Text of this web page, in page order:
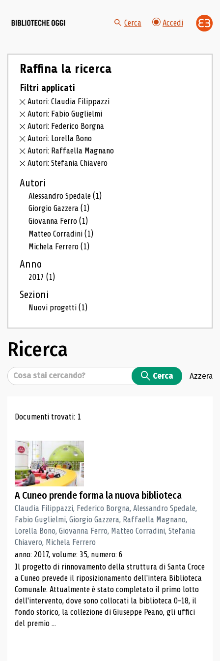
Cerca Accedi
Raffina la ricerca
Filtri applicati
Autori: Claudia Filippazzi
Autori: Fabio Guglielmi
Autori: Federico Borgna
Autori: Lorella Bono
Autori: Raffaella Magnano
Autori: Stefania Chiavero
Autori
Alessandro Spedale(1)
Giorgio Gazzera(1)
Giovanna Ferro(1)
Matteo Corradini(1)
Michela Ferrero(1)
Anno
2017(1)
Sezioni
Nuovi progetti(1)
Ricerca
Cerca Cerca Azzera
Risultati di ricerca
Documenti trovati: 1
A Cuneo prende forma la nuova biblioteca
Claudia Filippazzi, Federico Borgna, Alessandro Spedale,
Fabio Guglielmi, Giorgio Gazzera, Raffaella Magnano,
Lorella Bono, Giovanna Ferro, Matteo Corradini, Stefania
Chiavero, Michela Ferrero
anno: 2017, volume: 35, numero: 6
Il progetto di rinnovamento della struttura di Santa Croce
a Cuneo prevede il riposizionamento dell'intera Biblioteca
Comunale. Attualmente è stato completato il primo lotto
dell'intervento, dove sono collocati la biblioteca 0-18, il
fondo storico, la collezione di Giuseppe Peano, gli uffici
del premio ...